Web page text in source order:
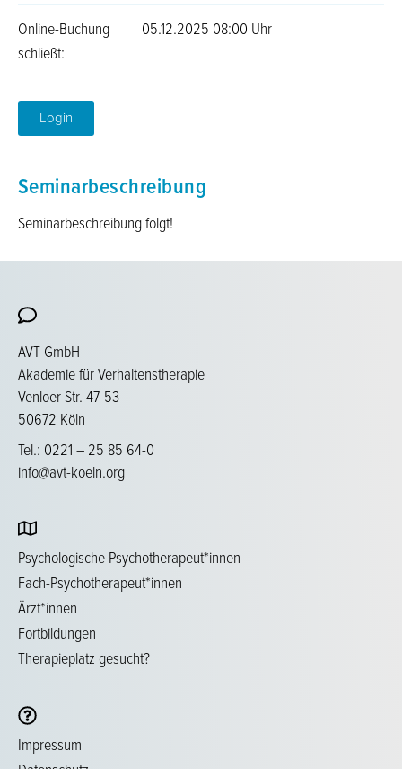
Online-Buchung
schließt:
05.12.2025 08:00 Uhr
Login
Seminarbeschreibung
Seminarbeschreibung folgt!
AVT GmbH
Akademie für Verhaltenstherapie
Venloer Str. 47-53
50672 Köln
Tel.: 0221 – 25 85 64-0
info@avt-koeln.org
Psychologische Psychotherapeut*innen
Fach-Psychotherapeut*innen
Ärzt*innen
Fortbildungen
Therapieplatz gesucht?
Impressum